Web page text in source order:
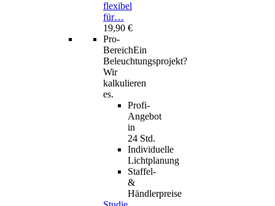
flexibel
für…
19,90 €
Pro-
BereichEin
Beleuchtungsprojekt?
Wir
kalkulieren
es.
Profi-
Angebot
in
24 Std.
Individuelle
Lichtplanung
Staffel-
&
Händlerpreise